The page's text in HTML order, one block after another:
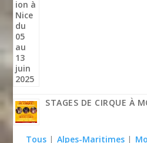
STAGES DE CIRQUE À
Tous | Alpes-Maritimes |